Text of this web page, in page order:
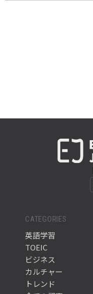
CATEGORIES
英語学習
TOEIC
ビジネス
カルチャー
トレンド